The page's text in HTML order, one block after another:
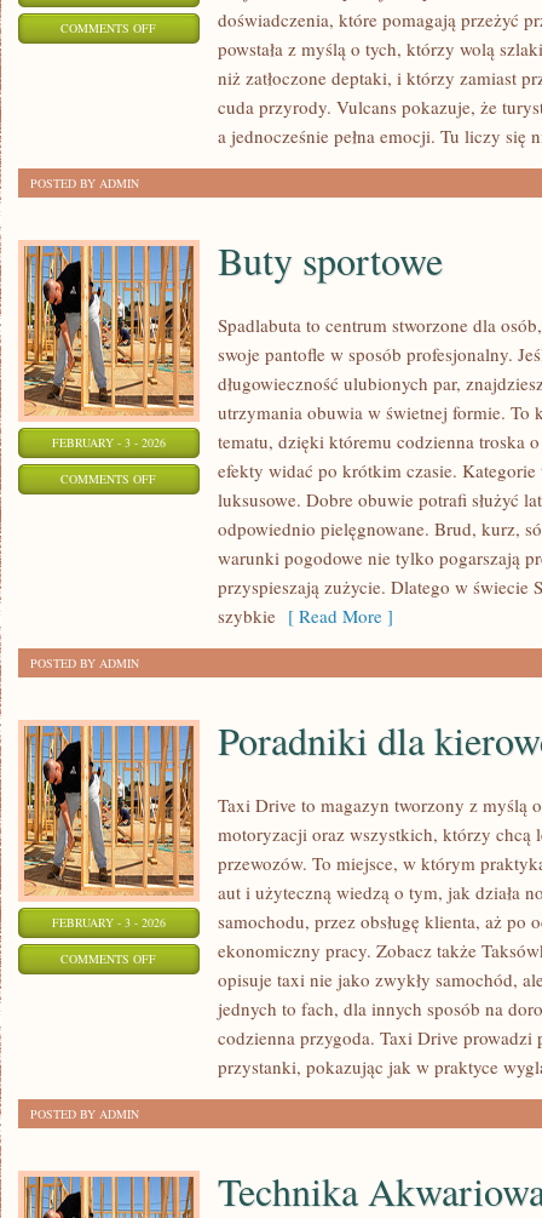
COMMENTS OFFON
FORMACJE
doświadczenia, które pomagają przeżyć
powstała z myślą o tych, którzy wolą
niż zatłoczone deptaki, i którzy zamiast
cuda przyrody. Vulcans pokazuje, że
a jednocześnie pełna emocji. Tu liczy się
POSTED BY ADMIN
FEBRUARY - 3 - 2026
COMMENTS OFFON
SPORTOWE
Buty sportowe
Spadlabuta to centrum stworzone dla
swoje pantofle w sposób profesjonalny.
długowieczność ulubionych par,
utrzymania obuwia w świetnej formie. To
tematu, dzięki któremu codzienna troska
efekty widać po krótkim czasie. Kategorie
luksusowe. Dobre obuwie potrafi służyć
odpowiednio pielęgnowane. Brud, kurz,
warunki pogodowe nie tylko pogarszają
przyspieszają zużycie. Dlatego w świecie
szybkie [ Read More ]
POSTED BY ADMIN
FEBRUARY - 3 - 2026
COMMENTS OFFON
PORADNIKI
KIEROWCÓW
Poradniki dla
Taxi Drive to magazyn tworzony z myślą
motoryzacji oraz wszystkich, którzy chcą
przewozów. To miejsce, w którym
aut i użyteczną wiedzą o tym, jak działa
samochodu, przez obsługę klienta, aż po
ekonomiczny pracy. Zobacz także
opisuje taxi nie jako zwykły samochód,
jednych to fach, dla innych sposób na
codzienna przygoda. Taxi Drive
przystanki, pokazując jak w praktyce
POSTED BY ADMIN
Technika